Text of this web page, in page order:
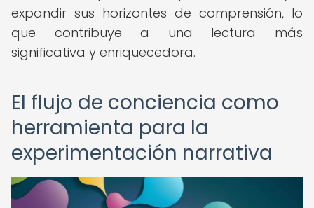
expandir sus horizontes de comprensión, lo
que contribuye a una lectura más
significativa y enriquecedora.
El flujo de conciencia como
herramienta para la
experimentación narrativa